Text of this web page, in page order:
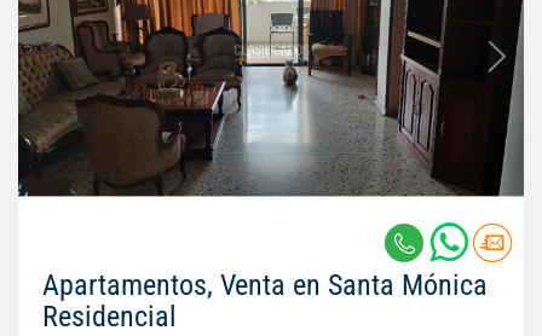
Apartamentos, Venta en Santa Mónica
Residencial